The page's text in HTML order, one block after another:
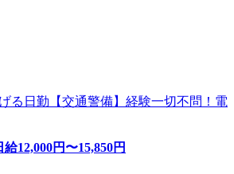
る日勤【交通警備】経験一切不問！電
給12,000円〜15,850円